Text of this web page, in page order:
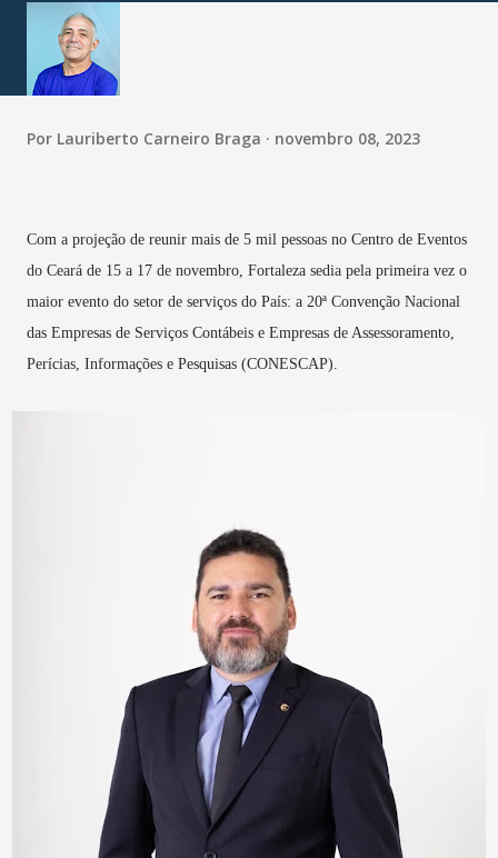
Por Lauriberto Carneiro Braga novembro 08, 2023
Com a projeção de reunir mais de 5 mil pessoas no Centro de Eventos
do Ceará de 15 a 17 de novembro, Fortaleza sedia pela primeira vez o
maior evento do setor de serviços do País: a 20ª Convenção Nacional
das Empresas de Serviços Contábeis e Empresas de Assessoramento,
Perícias, Informações e Pesquisas (CONESCAP).